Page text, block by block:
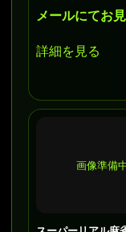
メールにてお
詳細を見る
画像準備